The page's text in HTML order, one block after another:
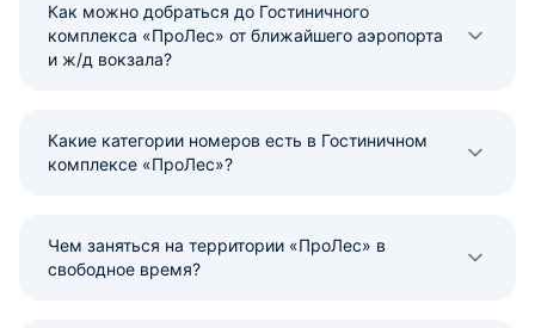
Как можно добраться до Гостиничного
комплекса «ПроЛес» от ближайшего аэропорта
и ж/д вокзала?
Какие категории номеров есть в Гостиничном
комплексе «ПроЛес»?
Чем заняться на территории «ПроЛес» в
свободное время?